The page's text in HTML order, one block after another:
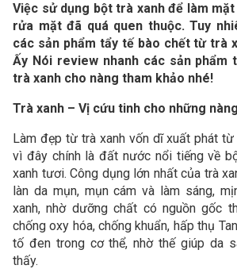
Việc sử dụng bột trà xanh để làm
rửa mặt đã quá quen thuộc. Tuy
các sản phẩm tẩy tế bào chết từ trà
Ấy Nói review nhanh các sản phẩm
trà xanh cho nàng tham khảo nhé!
Trà xanh – Vị cứu tinh cho những
Làm đẹp từ trà xanh vốn dĩ xuất phát từ
vì đây chính là đất nước nổi tiếng về
xanh tươi. Công dụng lớn nhất của trà
làn da mụn, mụn cám và làm sáng,
xanh, nhờ dưỡng chất có nguồn gốc
chống oxy hóa, chống khuẩn, hấp thụ
tố đen trong cơ thể, nhờ thế giúp da
thấy.